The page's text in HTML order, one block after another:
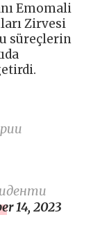
Emomali
Zirvesi
süreçlerin
14, 2023